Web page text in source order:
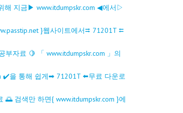
해 지금▶ www.itdumpskr.com ◀에서▷
}웹사이트에서⮆ 71201T ⮄
자료 🍋 「 www.itdumpskr.com 」의
️✔️을 통해 쉽게➡ 71201T ️⬅️무료 다운로
검색만 하면{ www.itdumpskr.com }에